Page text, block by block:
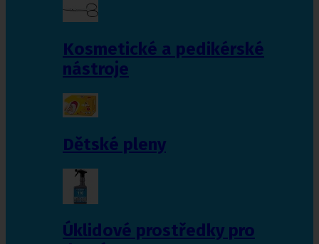
Kosmetické a pedikérské
nástroje
Dětské pleny
Úklidové prostředky pro